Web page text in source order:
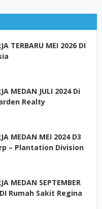
TERBARU MEI 2026 DI
MEDAN JULI 2024 Di
Realty
MEDAN MEI 2024 D3
– Plantation Division
MEDAN SEPTEMBER
DI Rumah Sakit Regina